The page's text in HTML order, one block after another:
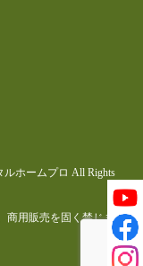
ルホームプロ All Rights
商用販売を固く禁じま